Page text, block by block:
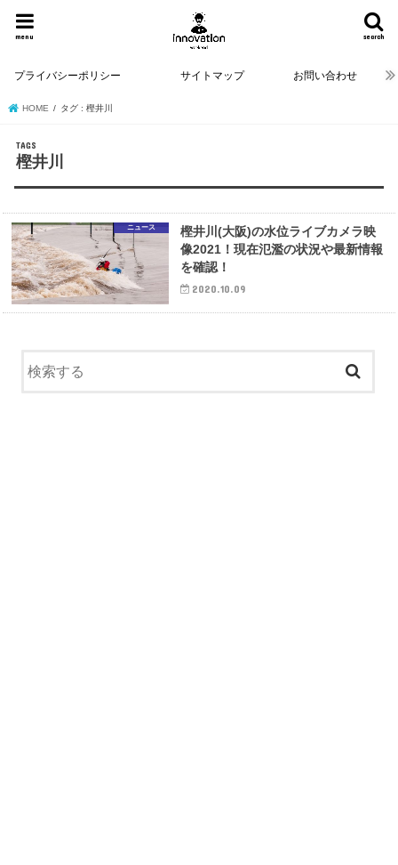
search
menu
プライバシーポリシー サイトマップ お問い合わせ
HOME タグ : 樫井川
樫井川
ニュース
樫井川(大阪)の水位ライブカメラ映
像2021！現在氾濫の状況や最新情報
を確認！
2020.10.09